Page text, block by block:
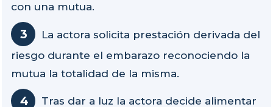
con una mutua.
La actora solicita prestación derivada del
riesgo durante el embarazo reconociendo la
mutua la totalidad de la misma.
Tras dar a luz la actora decide alimentar